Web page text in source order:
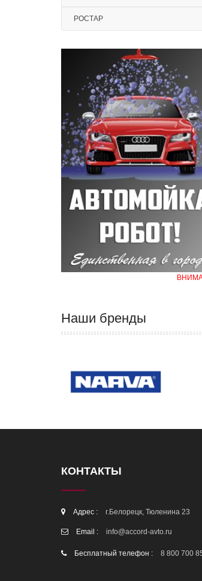
РОСТАР
Наши бренды
КОНТАКТЫ
Адрес : г.Белорецк, Тюленина 23
Email : info@accord-avto.ru
Бесплатный телефон : 8 800 700